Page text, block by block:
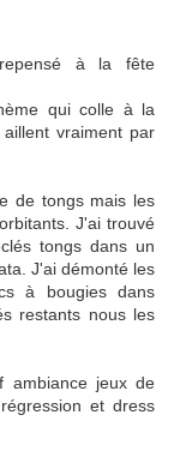
à la fête
qui colle à la
vraiment par
de tongs mais les
J'ai trouvé
tongs dans un
. J'ai démonté les
à bougies dans
restants nous les
ambiance jeux de
et dress